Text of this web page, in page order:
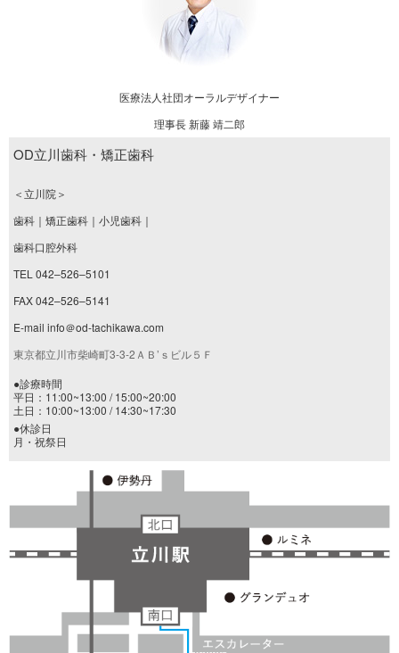
医療法人社団オーラルデザイナー
理事長 新藤 靖二郎
OD立川歯科・矯正歯科
＜立川院＞
歯科｜矯正歯科｜小児歯科｜
歯科口腔外科
TEL 042–526–5101
FAX 042–526–5141
E-mail info＠od-tachikawa.com
東京都立川市柴崎町3-3-2ＡＢ’ｓビル５Ｆ
●診療時間
平日：11:00~13:00 / 15:00~20:00
土日：10:00~13:00 / 14:30~17:30
●休診日
月・祝祭日